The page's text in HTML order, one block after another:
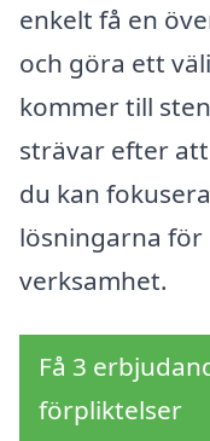
enkelt få en
och göra ett
kommer till
strävar efter
du kan
lösningarna
verksamhet.
Få 3
förpliktelser